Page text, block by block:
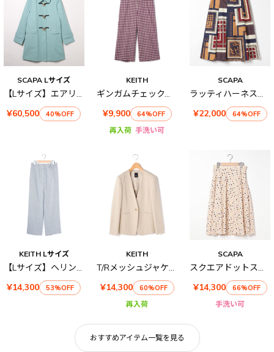
SCAPA Lサイズ
【Lサイズ】エアリーツイルコート
¥60,500
40%OFF
KEITH
ギンガムチェックパンツ
¥9,900
64%OFF
再入荷 手洗い可
SCAPA
ラッティハーネスプリントスカート
¥22,000
64%OFF
KEITH Lサイズ
【Lサイズ】ヘリンボーンパンツ
¥14,300
53%OFF
KEITH
T/Rメッシュジャケット
¥14,300
60%OFF
再入荷
SCAPA
スクエアドットスカート
¥14,300
66%OFF
手洗い可
おすすめアイテム一覧を見る